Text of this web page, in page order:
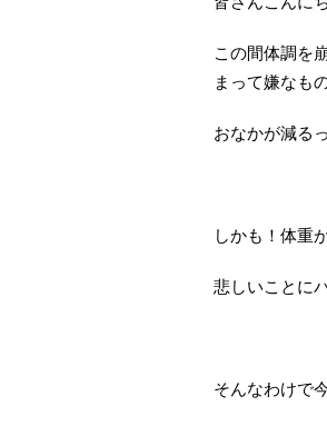
この間体調を
まって嫌なも
おなかが減る
しかも！体重
悲しいことに
そんなわけで